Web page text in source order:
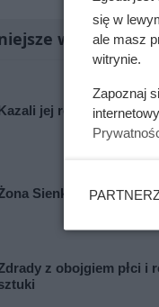
w tej chwili
jej rozbierać się w
Sienkiewicza
z obojgiem płci i
się w
ale masz
witrynie.
Zapoznaj